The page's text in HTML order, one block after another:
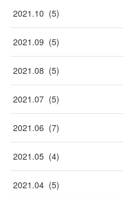
2021 .10 (5)
2021 .09 (5)
2021 .08 (5)
2021 .07 (5)
2021 .06 (7)
2021 .05 (4)
2021 .04 (5)